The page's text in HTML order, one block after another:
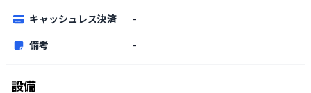
キャッシュレス決済
-
備考
-
設備